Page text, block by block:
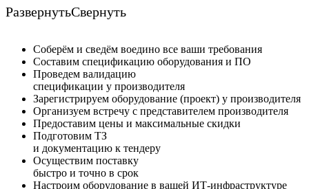
РазвернутьСвернуть
Соберём и сведём воедино все ваши требования
Составим спецификацию оборудования и ПО
Проведем валидацию
спецификации у производителя
Зарегистрируем оборудование (проект) у производителя
Организуем встречу с представителем производителя
Предоставим цены и максимальные скидки
Подготовим ТЗ
и документацию к тендеру
Осуществим поставку
быстро и точно в срок
Настроим оборудование в вашей ИТ-инфраструктуре